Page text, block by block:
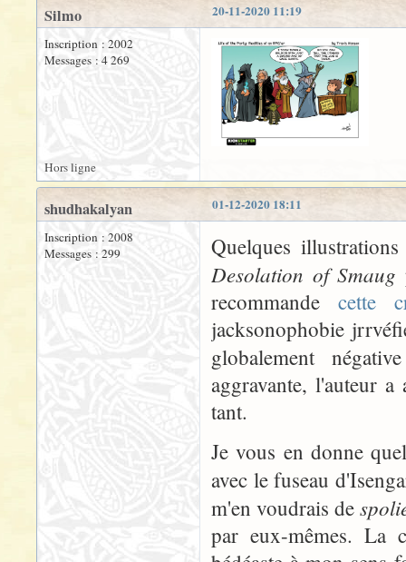
20-11-2020 11:19
Silmo
Inscription : 2002
Messages : 4 269
Hors ligne
01-12-2020 18:11
shudhakalyan
Inscription : 2008
Messages : 299
Quelques
Desolation of Smaug
recommande cette
jacksonophobie
globalement
aggravante, l'auteur
tant.
Je vous en donne
avec le fuseau
m'en voudrais de
par eux-mêmes. La